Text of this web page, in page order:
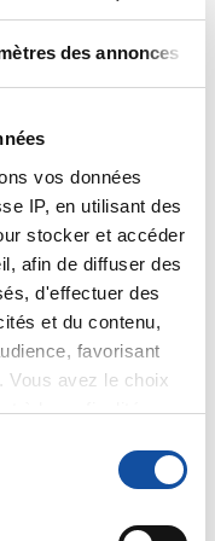
des annonces
vos données
IP, en utilisant des
stocker et accéder
afin de diffuser des
d'effectuer des
et du contenu,
favorisant
Vous avez le choix
à leurs finalités.
relative aux
confidentialité.
spontané.
: mammographie,
Je suis suivie
ménopausée
mon chirurgien
vous et que la
abandonnée !